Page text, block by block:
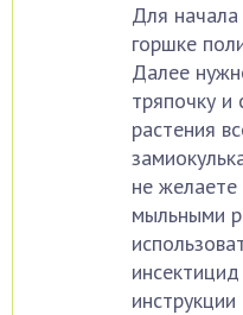
Для начала
горшке
Далее
тряпочку
растения
не желаете
мыльными
инструкции